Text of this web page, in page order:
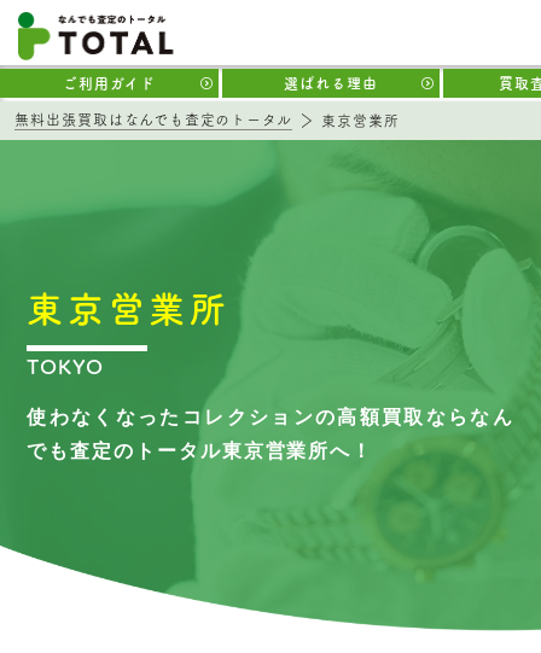
ご利用ガイド 選ばれる理由 買取
無料出張買取はなんでも査定のトータル 東京営業所
東京営業所
TOKYO
使わなくなったコレクションの高額買取ならなん
でも査定のトータル東京営業所へ！